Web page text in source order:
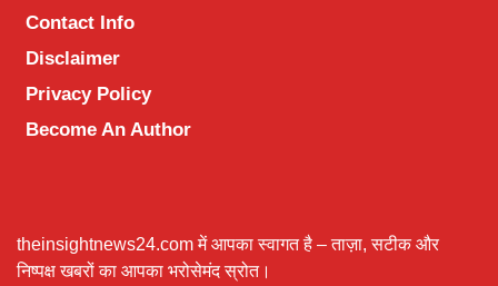
Contact Info
Disclaimer
Privacy Policy
Become An Author
theinsightnews24.com में आपका स्वागत है – ताज़ा, सटीक और
निष्पक्ष खबरों का आपका भरोसेमंद स्रोत।